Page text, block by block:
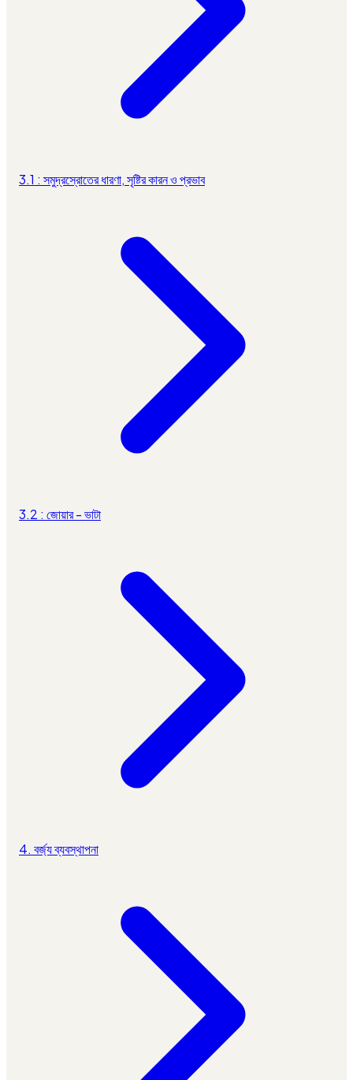
3.1 : সমুদ্রস্রোতের ধারণা, সৃষ্টির কারন ও প্রভাব
3.2 : জোয়ার - ভাটা
4. বর্জ্য ব্যবস্থাপনা